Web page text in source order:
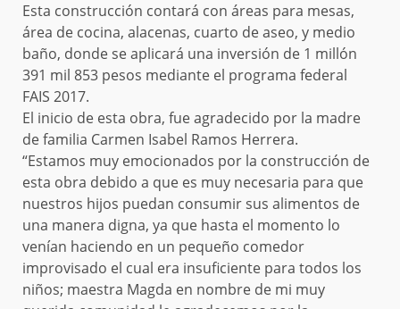
Esta construcción contará con áreas para mesas,
área de cocina, alacenas, cuarto de aseo, y medio
baño, donde se aplicará una inversión de 1 millón
391 mil 853 pesos mediante el programa federal
FAIS 2017.
El inicio de esta obra, fue agradecido por la madre
de familia Carmen Isabel Ramos Herrera.
“Estamos muy emocionados por la construcción de
esta obra debido a que es muy necesaria para que
nuestros hijos puedan consumir sus alimentos de
una manera digna, ya que hasta el momento lo
venían haciendo en un pequeño comedor
improvisado el cual era insuficiente para todos los
niños; maestra Magda en nombre de mi muy